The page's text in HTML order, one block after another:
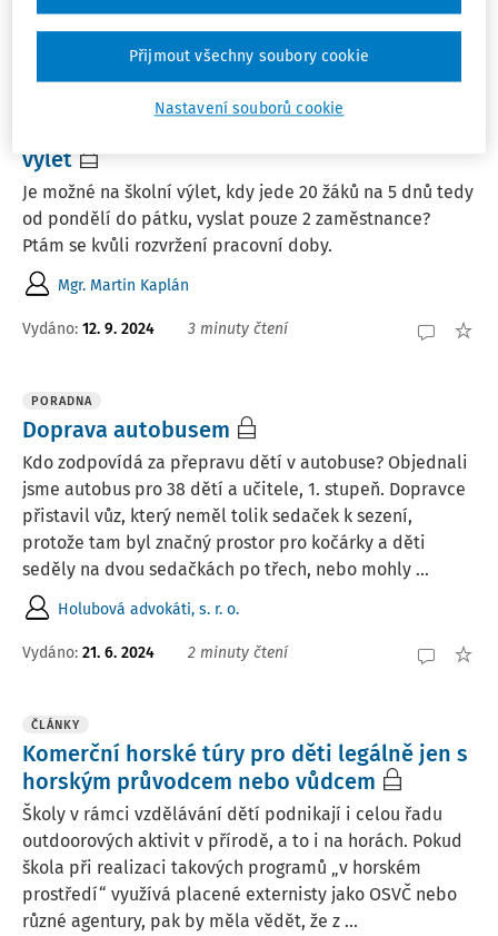
Vydáno:13. 6. 2025 1 minuta čtení
výlet
Je možné na školní výlet, kdy jede 20 žáků na 5 dnů tedy
od pondělí do pátku, vyslat pouze 2 zaměstnance?
Ptám se kvůli rozvržení pracovní doby.
Mgr. Martin Kaplán
Vydáno: 12. 9. 2024 3 minuty čtení
PORADNA
Doprava autobusem
Kdo zodpovídá za přepravu dětí v autobuse? Objednali
jsme autobus pro 38 dětí a učitele, 1. stupeň. Dopravce
přistavil vůz, který neměl tolik sedaček k sezení,
protože tam byl značný prostor pro kočárky a děti
seděly na dvou sedačkách po třech, nebo mohly ...
Holubová advokáti, s. r. o.
Vydáno: 21. 6. 2024 2 minuty čtení
ČLÁNKY
Komerční horské túry pro děti legálně jen s
horským průvodcem nebo vůdcem
Školy v rámci vzdělávání dětí podnikají i celou řadu
outdoorových aktivit v přírodě, a to i na horách. Pokud
škola při realizaci takových programů „v horském
prostředí“ využívá placené externisty jako OSVČ nebo
různé agentury, pak by měla vědět, že z ...
Nastavení souborů cookie
Přijmout všechny soubory cookie